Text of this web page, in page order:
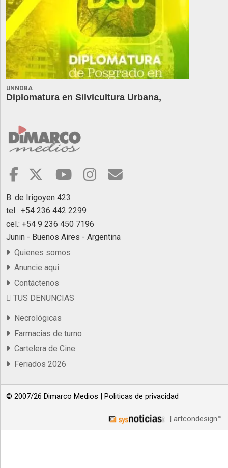
UNNOBA
Diplomatura en Silvicultura Urbana,
B. de Irigoyen 423
tel : +54 236 442 2299
cel.: +54 9 236 450 7196
Junin - Buenos Aires - Argentina
Quienes somos
Anuncie aqui
Contáctenos
TUS DENUNCIAS
Necrológicas
Farmacias de turno
Cartelera de Cine
Feriados 2026
© 2007/26 Dimarco Medios | Politicas de privacidad
| artcondesign™